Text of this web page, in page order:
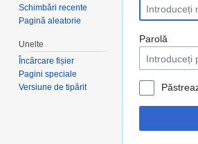
Parolă
Schimbări recente
Pagină aleatorie
Unelte
Încărcare fișier
Pagini speciale
Versiune de tipărit